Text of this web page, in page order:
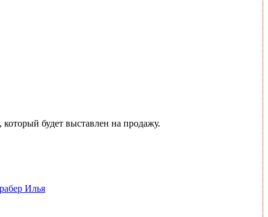
будет выставлен на продажу.
Илья